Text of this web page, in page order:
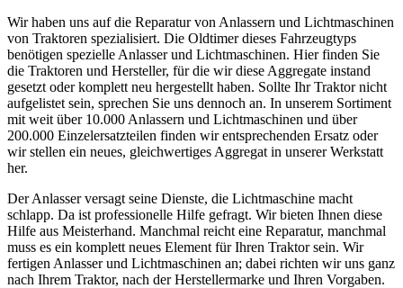
Wir haben uns auf die Reparatur von Anlassern und Lichtmaschinen
von Traktoren spezialisiert. Die Oldtimer dieses Fahrzeugtyps
benötigen spezielle Anlasser und Lichtmaschinen. Hier finden Sie
die Traktoren und Hersteller, für die wir diese Aggregate instand
gesetzt oder komplett neu hergestellt haben. Sollte Ihr Traktor nicht
aufgelistet sein, sprechen Sie uns dennoch an. In unserem Sortiment
mit weit über 10.000 Anlassern und Lichtmaschinen und über
200.000 Einzelersatzteilen finden wir entsprechenden Ersatz oder
wir stellen ein neues, gleichwertiges Aggregat in unserer Werkstatt
her.
Der Anlasser versagt seine Dienste, die Lichtmaschine macht
schlapp. Da ist professionelle Hilfe gefragt. Wir bieten Ihnen diese
Hilfe aus Meisterhand. Manchmal reicht eine Reparatur, manchmal
muss es ein komplett neues Element für Ihren Traktor sein. Wir
fertigen Anlasser und Lichtmaschinen an; dabei richten wir uns ganz
nach Ihrem Traktor, nach der Herstellermarke und Ihren Vorgaben.